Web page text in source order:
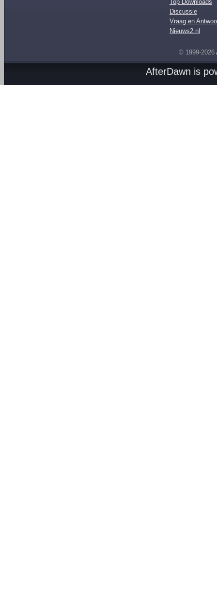
Top Downloads
Discussie
Vraag en
Nieuws2.nl
© 1999-2026
AfterDawn is